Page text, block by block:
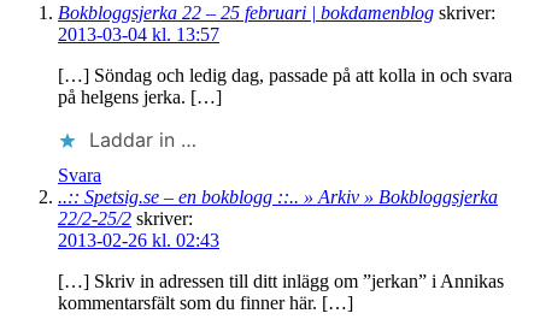
Bokbloggsjerka 22 – 25 februari | bokdamenblog skriver:
2013-03-04 kl. 13:57
[…] Söndag och ledig dag, passade på att kolla in och svara
på helgens jerka. […]
Laddar in …
Svara
..:: Spetsig.se – en bokblogg ::.. » Arkiv » Bokbloggsjerka
22/2-25/2 skriver:
2013-02-26 kl. 02:43
[…] Skriv in adressen till ditt inlägg om ”jerkan” i Annikas
kommentarsfält som du finner här. […]